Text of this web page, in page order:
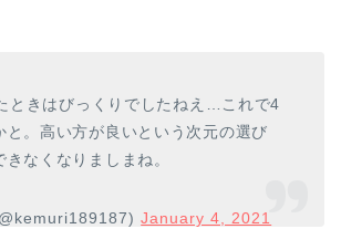
ときはびっくりでしたねえ…これで4
と。高い方が良いという次元の選び
なくなりましまね。
January 4, 2021